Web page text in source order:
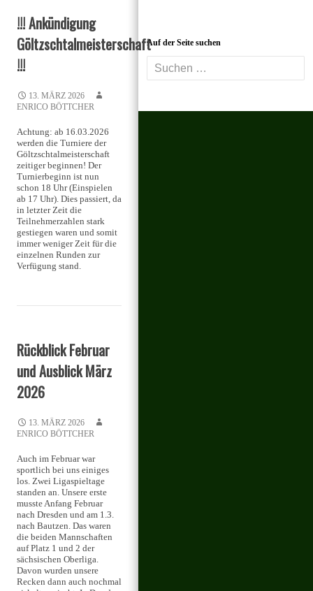
Auf der Seite suchen
Suchen
nach:
!!! Ankündigung
Göltzschtalmeisterschaft
!!!
13. MÄRZ 2026
ENRICO BÖTTCHER
Achtung: ab 16.03.2026
werden die Turniere der
Göltzschtalmeisterschaft
zeitiger beginnen! Der
Turnierbeginn ist nun
schon 18 Uhr (Einspielen
ab 17 Uhr). Dies passiert, da
in letzter Zeit die
Teilnehmerzahlen stark
gestiegen waren und somit
immer weniger Zeit für die
einzelnen Runden zur
Verfügung stand.
Rückblick Februar
und Ausblick März
2026
13. MÄRZ 2026
ENRICO BÖTTCHER
Auch im Februar war
sportlich bei uns einiges
los. Zwei Ligaspieltage
standen an. Unsere erste
musste Anfang Februar
nach Dresden und am 1.3.
nach Bautzen. Das waren
die beiden Mannschaften
auf Platz 1 und 2 der
sächsischen Oberliga.
Davon wurden unsere
Recken dann auch nochmal